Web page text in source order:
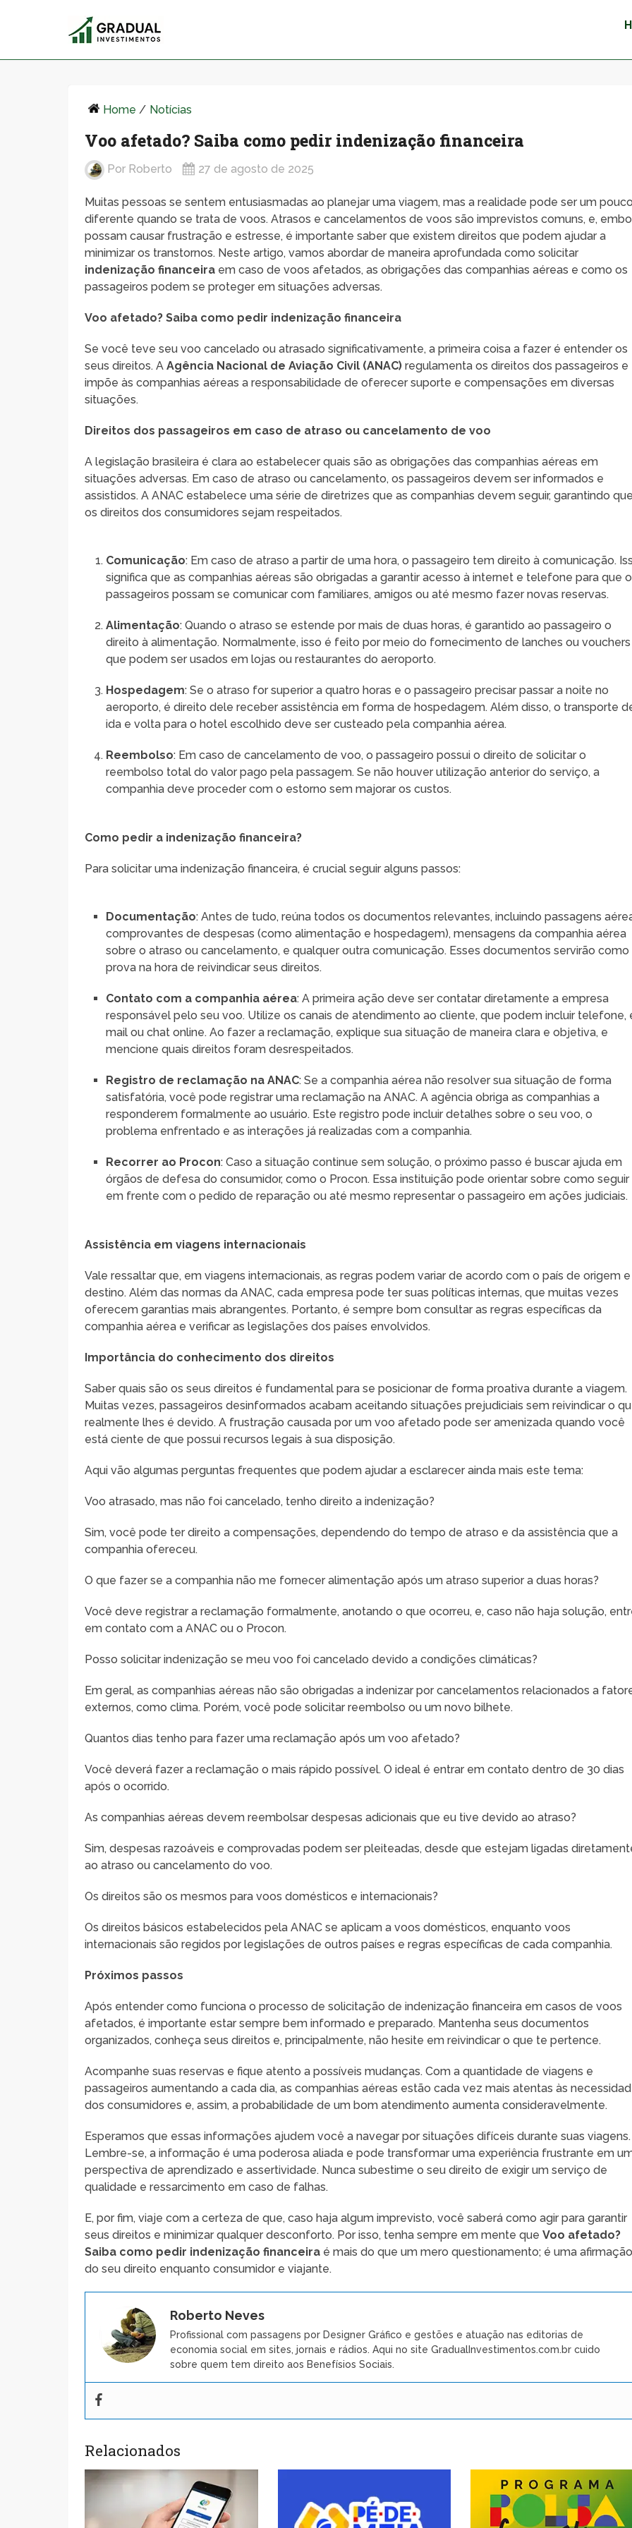
Home / Notícias
Voo afetado? Saiba como pedir indenização financeira
Por Roberto 27 de agosto de 2025
Muitas pessoas se sentem entusiasmadas ao planejar uma viagem, mas a realidade pode ser um
diferente quando se trata de voos. Atrasos e cancelamentos de voos são imprevistos comuns, e,
possam causar frustração e estresse, é importante saber que existem direitos que podem ajudar a
minimizar os transtornos. Neste artigo, vamos abordar de maneira aprofundada como solicitar
indenização financeira em caso de voos afetados, as obrigações das companhias aéreas e como os
passageiros podem se proteger em situações adversas.
Voo afetado? Saiba como pedir indenização financeira
Se você teve seu voo cancelado ou atrasado significativamente, a primeira coisa a fazer é entender os
seus direitos. AAgência Nacional de Aviação Civil (ANAC) regulamenta os direitos dos passageiros e
impõe às companhias aéreas a responsabilidade de oferecer suporte e compensações em diversas
situações.
Direitos dos passageiros em caso de atraso ou cancelamento de voo
A legislação brasileira é clara ao estabelecer quais são as obrigações das companhias aéreas em
situações adversas. Em caso de atraso ou cancelamento, os passageiros devem ser informados e
assistidos. A ANAC estabelece uma série de diretrizes que as companhias devem seguir, garantindo
os direitos dos consumidores sejam respeitados.
Comunicação: Em caso de atraso a partir de uma hora, o passageiro tem direito à comunicação.
significa que as companhias aéreas são obrigadas a garantir acesso à internet e telefone para que
passageiros possam se comunicar com familiares, amigos ou até mesmo fazer novas reservas.
Alimentação: Quando o atraso se estende por mais de duas horas, é garantido ao passageiro o
direito à alimentação. Normalmente, isso é feito por meio do fornecimento de lanches ou vouchers
que podem ser usados em lojas ou restaurantes do aeroporto.
Hospedagem: Se o atraso for superior a quatro horas e o passageiro precisar passar a noite no
aeroporto, é direito dele receber assistência em forma de hospedagem. Além disso, o transporte
ida e volta para o hotel escolhido deve ser custeado pela companhia aérea.
Reembolso: Em caso de cancelamento de voo, o passageiro possui o direito de solicitar o
reembolso total do valor pago pela passagem. Se não houver utilização anterior do serviço, a
companhia deve proceder com o estorno sem majorar os custos.
Como pedir a indenização financeira?
Para solicitar uma indenização financeira, é crucial seguir alguns passos:
Documentação: Antes de tudo, reúna todos os documentos relevantes, incluindo passagens
comprovantes de despesas (como alimentação e hospedagem), mensagens da companhia aérea
sobre o atraso ou cancelamento, e qualquer outra comunicação. Esses documentos servirão como
prova na hora de reivindicar seus direitos.
Contato com a companhia aérea: A primeira ação deve ser contatar diretamente a empresa
responsável pelo seu voo. Utilize os canais de atendimento ao cliente, que podem incluir telefone,
mail ou chat online. Ao fazer a reclamação, explique sua situação de maneira clara e objetiva, e
mencione quais direitos foram desrespeitados.
Registro de reclamação na ANAC: Se a companhia aérea não resolver sua situação de forma
satisfatória, você pode registrar uma reclamação na ANAC. A agência obriga as companhias a
responderem formalmente ao usuário. Este registro pode incluir detalhes sobre o seu voo, o
problema enfrentado e as interações já realizadas com a companhia.
Recorrer ao Procon: Caso a situação continue sem solução, o próximo passo é buscar ajuda em
órgãos de defesa do consumidor, como o Procon. Essa instituição pode orientar sobre como seguir
em frente com o pedido de reparação ou até mesmo representar o passageiro em ações judiciais.
Assistência em viagens internacionais
Vale ressaltar que, em viagens internacionais, as regras podem variar de acordo com o país de origem e
destino. Além das normas da ANAC, cada empresa pode ter suas políticas internas, que muitas vezes
oferecem garantias mais abrangentes. Portanto, é sempre bom consultar as regras específicas da
companhia aérea e verificar as legislações dos países envolvidos.
Importância do conhecimento dos direitos
Saber quais são os seus direitos é fundamental para se posicionar de forma proativa durante a viagem.
Muitas vezes, passageiros desinformados acabam aceitando situações prejudiciais sem reivindicar o
realmente lhes é devido. A frustração causada por um voo afetado pode ser amenizada quando você
está ciente de que possui recursos legais à sua disposição.
Aqui vão algumas perguntas frequentes que podem ajudar a esclarecer ainda mais este tema:
Voo atrasado, mas não foi cancelado, tenho direito a indenização?
Sim, você pode ter direito a compensações, dependendo do tempo de atraso e da assistência que a
companhia ofereceu.
O que fazer se a companhia não me fornecer alimentação após um atraso superior a duas horas?
Você deve registrar a reclamação formalmente, anotando o que ocorreu, e, caso não haja solução,
em contato com a ANAC ou o Procon.
Posso solicitar indenização se meu voo foi cancelado devido a condições climáticas?
Em geral, as companhias aéreas não são obrigadas a indenizar por cancelamentos relacionados a
externos, como clima. Porém, você pode solicitar reembolso ou um novo bilhete.
Quantos dias tenho para fazer uma reclamação após um voo afetado?
Você deverá fazer a reclamação o mais rápido possível. O ideal é entrar em contato dentro de 30 dias
após o ocorrido.
As companhias aéreas devem reembolsar despesas adicionais que eu tive devido ao atraso?
Sim, despesas razoáveis e comprovadas podem ser pleiteadas, desde que estejam ligadas
ao atraso ou cancelamento do voo.
Os direitos são os mesmos para voos domésticos e internacionais?
Os direitos básicos estabelecidos pela ANAC se aplicam a voos domésticos, enquanto voos
internacionais são regidos por legislações de outros países e regras específicas de cada companhia.
Próximos passos
Após entender como funciona o processo de solicitação de indenização financeira em casos de voos
afetados, é importante estar sempre bem informado e preparado. Mantenha seus documentos
organizados, conheça seus direitos e, principalmente, não hesite em reivindicar o que te pertence.
Acompanhe suas reservas e fique atento a possíveis mudanças. Com a quantidade de viagens e
passageiros aumentando a cada dia, as companhias aéreas estão cada vez mais atentas às
dos consumidores e, assim, a probabilidade de um bom atendimento aumenta consideravelmente.
Esperamos que essas informações ajudem você a navegar por situações difíceis durante suas viagens.
Lembre-se, a informação é uma poderosa aliada e pode transformar uma experiência frustrante em
perspectiva de aprendizado e assertividade. Nunca subestime o seu direito de exigir um serviço de
qualidade e ressarcimento em caso de falhas.
E, por fim, viaje com a certeza de que, caso haja algum imprevisto, você saberá como agir para garantir
seus direitos e minimizar qualquer desconforto. Por isso, tenha sempre em mente queVoo afetado?
Saiba como pedir indenização financeira é mais do que um mero questionamento; é uma
do seu direito enquanto consumidor e viajante.
Roberto Neves
Profissional com passagens por Designer Gráfico e gestões e atuação nas editorias de
economia social em sites, jornais e rádios. Aqui no site GradualInvestimentos.com.br cuido
sobre quem tem direito aos Benefísios Sociais.
Relacionados